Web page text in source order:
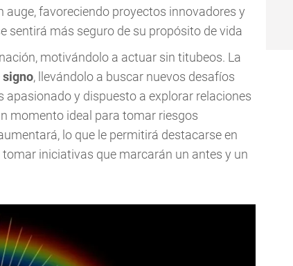
favoreciendo proyectos innovadores y
sentirá más seguro de su propósito de vida
motivándolo a actuar sin titubeos. La
signo, llevándolo a buscar nuevos desafíos
apasionado y dispuesto a explorar relaciones
momento ideal para tomar riesgos
lo que le permitirá destacarse en
iniciativas que marcarán un antes y un